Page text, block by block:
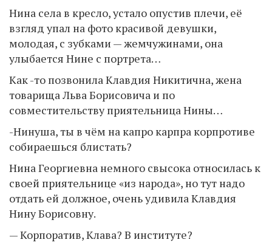
Нина села в кресло, устало опустив плечи, её
взгляд упал на фото красивой девушки,
молодая, с зубками — жемчужинами, она
улыбается Нине с портрета…
Как -то позвонила Клавдия Никитична, жена
товарища Льва Борисовича и по
совместительству приятельница Нины…
-Нинуша, ты в чём на капро карпра корпротиве
собираешься блистать?
Нина Георгиевна немного свысока относилась к
своей приятельнице «из народа», но тут надо
отдать ей должное, очень удивила Клавдия
Нину Борисовну.
— Корпоратив, Клава? В институте?